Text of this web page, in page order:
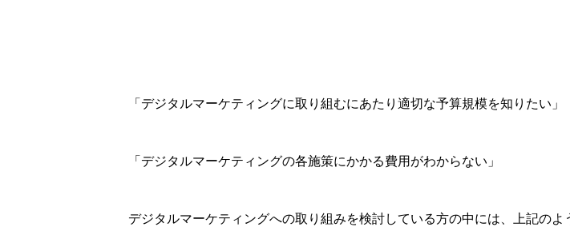
「デジタルマーケティングに取り組むにあたり適切な予算規模を知りたい」
「デジタルマーケティングの各施策にかかる費用がわからない」
デジタルマーケティングへの取り組みを検討している方の中には、上記の